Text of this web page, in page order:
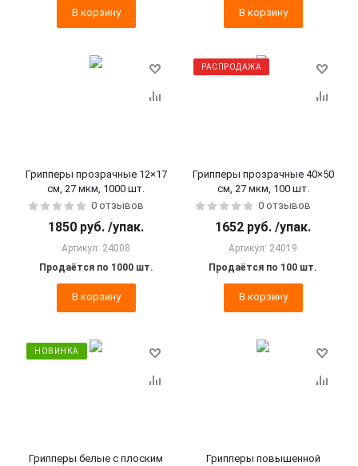
В корзину В корзину
Грипперы прозрачные 12×17
см, 27 мкм, 1000 шт.
0 отзывов
1850 руб. /упак.
Артикул: 24008
Продаётся по 1000 шт.
В корзину
РАСПРОДАЖА
Грипперы прозрачные 40×50
см, 27 мкм, 100 шт.
0 отзывов
1652 руб. /упак.
Артикул: 24019
Продаётся по 100 шт.
В корзину
НОВИНКА
Грипперы белые с плоским
Грипперы повышенной